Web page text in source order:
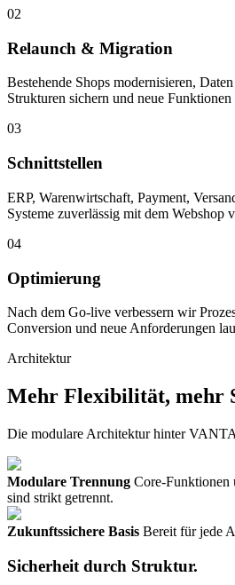
02
Relaunch & Migration
Bestehende Shops modernisieren,
Strukturen sichern und neue Funktionen
03
Schnittstellen
ERP, Warenwirtschaft, Payment,
Systeme zuverlässig mit dem Webshop
04
Optimierung
Nach dem Go-live verbessern wir
Conversion und neue Anforderungen
Architektur
Mehr Flexibilität, mehr
Die modulare Architektur hinter
Modulare Trennung Core-Funktionen
sind strikt getrennt.
Zukunftssichere Basis Bereit für jede
Sicherheit durch Struktur.